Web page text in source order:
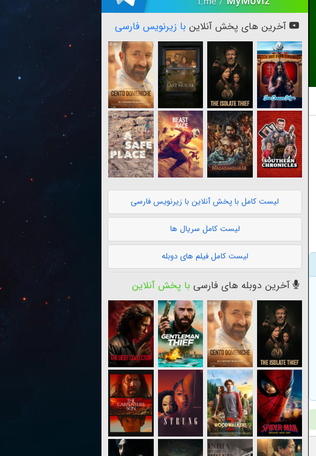
آخرین های پخش آنلاین با زیرنویس فارسی
لیست کامل با پخش آنلاین با زیرنویس فارسی
لیست کامل سریال ها
لیست کامل فیلم های دوبله
آخرین دوبله های فارسی با پخش آنلاین